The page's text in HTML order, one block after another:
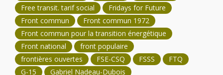
Free transit. tarif social
Fridays for Future
Front commun
Front commun 1972
Front commun pour la transition énergétique
Front national
front populaire
frontières ouvertes
FSE-CSQ FSSS
FTQ
G-15
Gabriel Nadeau-Dubois